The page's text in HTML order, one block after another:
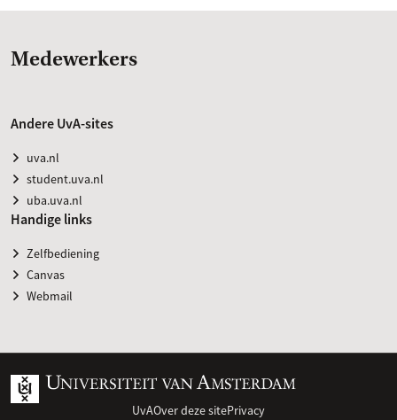
Medewerkers
Andere UvA-sites
uva.nl
student.uva.nl
uba.uva.nl
Handige links
Zelfbediening
Canvas
Webmail
UvAOver deze sitePrivacy